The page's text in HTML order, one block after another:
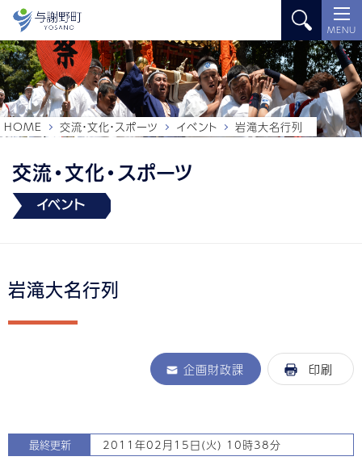
MENU
交流・文化・スポーツ
イベント
HOME 交流・文化・スポーツ イベント 岩滝大名行列
岩滝大名行列
企画財政課 印刷
最終更新 2011年02月15日(火) 10時38分